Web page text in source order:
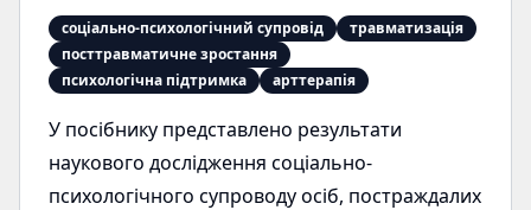
соціально-психологічний супровід
травматизація
посттравматичне зростання
психологічна підтримка
арттерапія
У посібнику представлено результати
наукового дослідження соціально-
психологічного супроводу осіб, постраждалих